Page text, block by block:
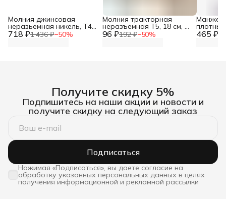
718 ₽1 436 ₽−50%
Молния джинсовая
неразьемная никель, Т4-
12см, ширина 2,8 см, 10 96 ₽192 ₽−50%
Молния тракторная
неразъемная Т5, 18 см, 1
замок, Айрис, 128 465 ₽
для
Получите скидку 5%
Подпишитесь на наши акции и новости и
получите скидку на следующий заказ
Подписаться
Нажимая «Подписаться», вы даете согласие на
обработку указанных персональных данных в целях
получения информационной и рекламной рассылки